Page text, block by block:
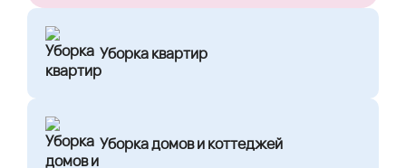
Уборка квартир
Уборка домов и коттеджей